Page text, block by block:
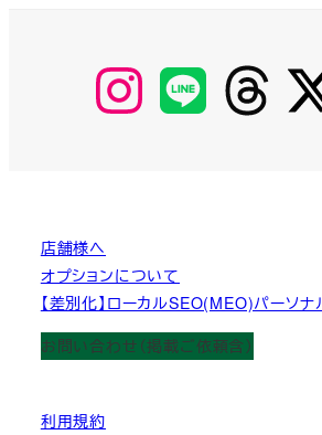
【Instagram】
MyKOBAKO
【LINE】 【
店舗様へ
オプションについて
【差別化】ローカルSEO(MEO)パーソ
お問い合わせ（掲載ご依頼含）
利用規約